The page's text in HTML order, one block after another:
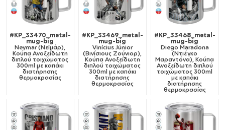
#KP_33470_metal-
mug-big
Neymar (Νεϊμάρ),
Κούπα Ανοξείδωτη
διπλού τοιχώματος
300ml με καπάκι
διατήρησης
θερμοκρασίας
#KP_33469_metal-
mug-big
Vinícius Júnior
(Βινίσιους Ζούνιορ),
Κούπα Ανοξείδωτη
διπλού τοιχώματος
300ml με καπάκι
διατήρησης
θερμοκρασίας
#KP_33468_metal-
mug-big
Diego Maradona
(Ντιέγκο
Μαραντόνα), Κούπα
Ανοξείδωτη διπλού
τοιχώματος 300ml
με καπάκι
διατήρησης
θερμοκρασίας